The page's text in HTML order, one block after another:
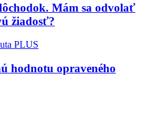
Mám sa odvolať
žiadosť?
PLUS
hodnotu opraveného